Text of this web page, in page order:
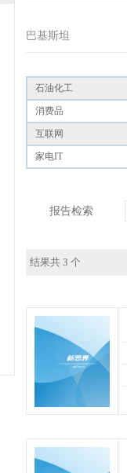
巴基斯坦
石油化工
消费品
互联网
家电IT
报告检索
结果共 3 个